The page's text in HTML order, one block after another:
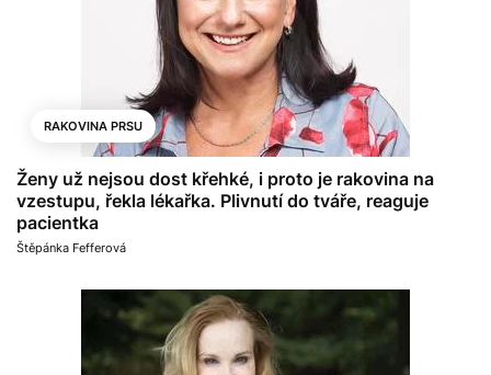
RAKOVINA PRSU
Ženy už nejsou dost křehké, i proto je rakovina na
vzestupu, řekla lékařka. Plivnutí do tváře, reaguje
pacientka
Štěpánka Fefferová